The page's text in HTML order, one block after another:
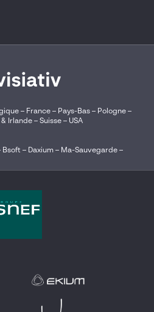
– France– Pays-Bas– Pologne–
& Irlande– Suisse– USA
Bsoft – Daxium – Ma-Sauvegarde –